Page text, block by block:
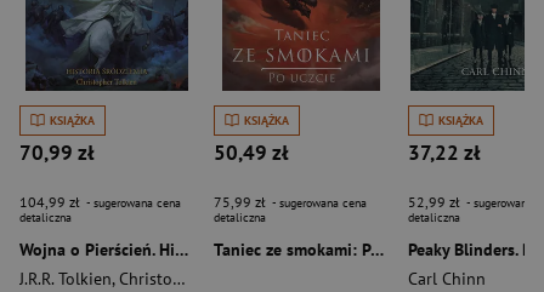
KSIĄŻKA
70,99 zł
104,99 zł - sugerowana cena
detaliczna
Wojna o Pierścień. Historia władcy pierścieni. Historia śródziemia. Część 3
J.R.R. Tolkien,Christopher Tolkien
KSIĄŻKA
50,49 zł
75,99 zł - sugerowana cena
detaliczna
Taniec ze smokami: Po uczcie [Nowa okładka nieserialowa]
KSIĄŻKA
37,22 zł
52,99 zł - sugerowana
detaliczna
Carl Chinn